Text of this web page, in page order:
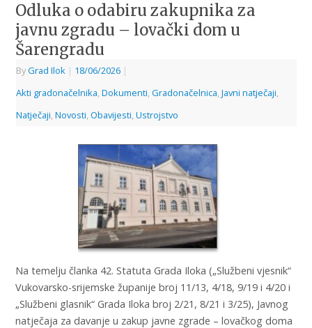
Odluka o odabiru zakupnika za
javnu zgradu – lovački dom u
Šarengradu
ByGrad Ilok | 18/06/2026 |
Akti gradonačelnika, Dokumenti, Gradonačelnica, Javni natječaji,
Natječaji, Novosti, Obavijesti, Ustrojstvo
Na temelju članka 42. Statuta Grada Iloka („Službeni vjesnik“
Vukovarsko-srijemske županije broj 11/13, 4/18, 9/19 i 4/20 i
„Službeni glasnik“ Grada Iloka broj 2/21, 8/21 i 3/25), Javnog
natječaja za davanje u zakup javne zgrade – lovačkog doma